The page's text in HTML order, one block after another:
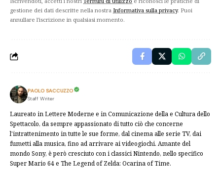
gestione dei dati descritte nella nostra Informativa sulla privacy. Puoi
annullare l'iscrizione in qualsiasi momento.
PAOLO SACCUZZO
Staff Writer
Laureato in Lettere Moderne e in Comunicazione della e Cultura dello
Spettacolo, da sempre appassionato di tutto ciò che concerne
l'intrattenimento in tutte le sue forme, dal cinema alle serie TV, dai
fumetti alla musica, fino ad arrivare ai videogiochi. Amante del
mondo Sony, è però cresciuto con i classici Nintendo, nello specifico
Super Mario 64 e The Legend of Zelda: Ocarina of Time.